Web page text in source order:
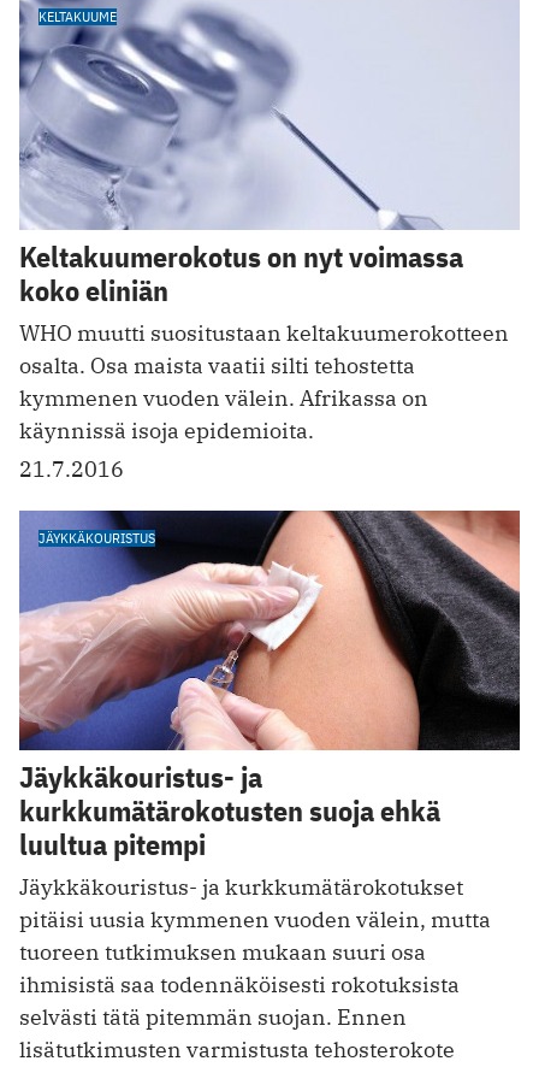
KELTAKUUME
Keltakuumerokotus on nyt voimassa
koko eliniän
WHO muutti suositustaan keltakuumerokotteen
osalta. Osa maista vaatii silti tehostetta
kymmenen vuoden välein. Afrikassa on
käynnissä isoja epidemioita.
21.7.2016
JÄYKKÄKOURISTUS
Jäykkäkouristus- ja
kurkkumätärokotusten suoja ehkä
luultua pitempi
Jäykkäkouristus- ja kurkkumätärokotukset
pitäisi uusia kymmenen vuoden välein, mutta
tuoreen tutkimuksen mukaan suuri osa
ihmisistä saa todennäköisesti rokotuksista
selvästi tätä pitemmän suojan. Ennen
lisätutkimusten varmistusta tehosterokote